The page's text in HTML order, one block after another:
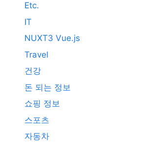
Etc.
IT
NUXT3 Vue.js
Travel
건강
돈 되는 정보
쇼핑 정보
스포츠
자동차